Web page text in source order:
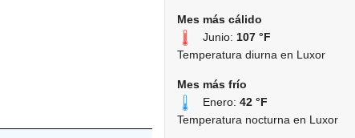
Mes más cálido
Junio: 107 °F
Temperatura diurna en Luxor
Mes más frío
Enero: 42 °F
Temperatura nocturna en Luxor